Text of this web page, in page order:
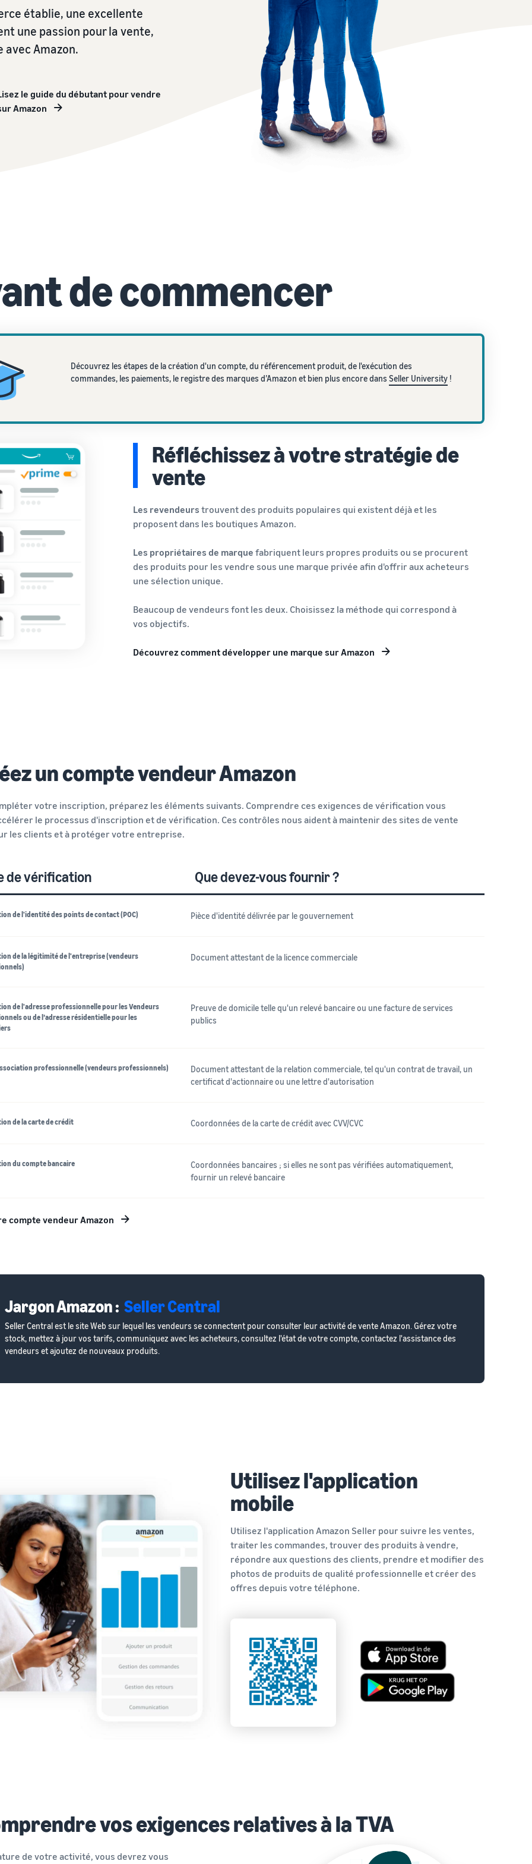
Expédié par Amazon
Externalisez l'expédition, les retours et le service client
Registre des marques
européennes disponibles et comment vous développer
grâce aux programmes Expédié par Amazon
établie, une excellente
une passion pour la vente,
Amazon.
le guide du débutant pour vendre
Amazon
de commencer
Découvrez les étapes de la création d'un compte, du référencement produit, de l'exécution des
commandes, les paiements, le registre des marques d’Amazon et bien plus encore dans Seller University!
Réfléchissez à votre stratégie de
vente
Les revendeurs trouvent des produits populaires qui existent déjà et les
proposent dans les boutiques Amazon.
Les propriétaires de marque fabriquent leurs propres produits ou se procurent
des produits pour les vendre sous une marque privée afin d'offrir aux acheteurs
une sélection unique.
Beaucoup de vendeurs font les deux. Choisissez la méthode qui correspond à
vos objectifs.
Découvrez comment développer une marque sur Amazon
un compte vendeur Amazon
votre inscription, préparez les éléments suivants. Comprendre ces exigences de vérification vous
le processus d'inscription et de vérification. Ces contrôles nous aident à maintenir des sites de vente
les clients et à protéger votre entreprise.
de vérification Que devez-vous fournir ?
de l'identité des points de contact (POC) Pièce d'identité délivrée par le gouvernement
de la légitimité de l'entreprise (vendeurs
Document attestant de la licence commerciale
de l'adresse professionnelle pour les Vendeurs
ou de l’adresse résidentielle pour les
Preuve de domicile telle qu'un relevé bancaire ou une facture de services
publics
professionnelle (vendeurs professionnels)
Document attestant de la relation commerciale, tel qu'un contrat de travail, un
certificat d'actionnaire ou une lettre d'autorisation
de la carte de crédit Coordonnées de la carte de crédit avec CVV/CVC
du compte bancaire
Coordonnées bancaires ; si elles ne sont pas vérifiées automatiquement,
fournir un relevé bancaire
compte vendeur Amazon
Jargon Amazon : Seller Central
Seller Central est le site Web sur lequel les vendeurs se connectent pour consulter leur activité de vente Amazon. Gérez votre
stock, mettez à jour vos tarifs, communiquez avec les acheteurs, consultez l'état de votre compte, contactez l'assistance des
vendeurs et ajoutez de nouveaux produits.
Utilisez l'application
mobile
Utilisez l'application Amazon Seller pour suivre les ventes,
traiter les commandes, trouver des produits à vendre,
répondre aux questions des clients, prendre et modifier des
photos de produits de qualité professionnelle et créer des
offres depuis votre téléphone.
vos exigences relatives à la TVA
de votre activité, vous devrez vous